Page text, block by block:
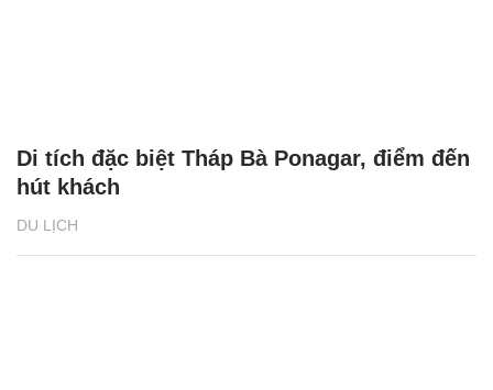
DU LỊCH
Di tích đặc biệt Tháp Bà Ponagar, điểm đến
hút khách